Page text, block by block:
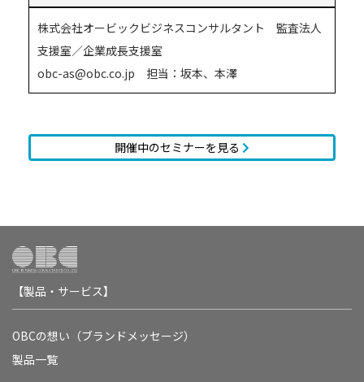
株式会社オービックビジネスコンサルタント 監査法人
支援室／企業成長支援室
obc-as@obc.co.jp 担当：坂本、本澤
開催中のセミナーを見る
【製品・サービス】
OBCの想い（ブランドメッセージ）
製品一覧